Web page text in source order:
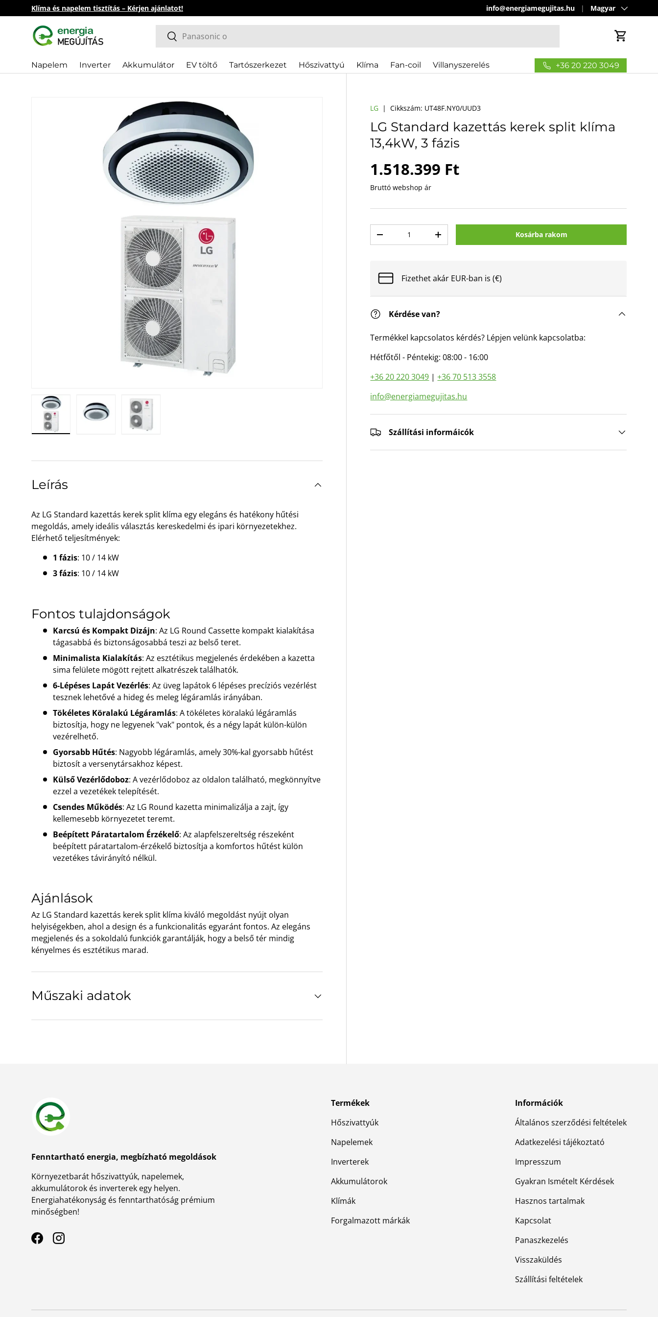
Ugrás a tartalomhoz
Klíma és napelem tisztítás – Kérjen ajánlatot! info@energiamegujitas.hu Nyelv
Magyar
Keresés
Keresés Kosár
Napelem Inverter Akkumulátor EV töltő Tartószerkezet Hőszivattyú Klíma Fan-coil Villanyszerelés +36 20 220 3049
Tovább a termék információkhoz
LG |Cikkszám: UT48F.NY0/UUD3
LG Standard kazettás kerek split klíma
13,4kW, 3 fázis
Webes ár
1.518.399 Ft
Bruttó webshop ár
Mennyiség csökkentéseMennyiség növelése Kosárba rakom
Fizethet akár EUR-ban is (€)
Kérdése van?
Termékkel kapcsolatos kérdés? Lépjen velünk kapcsolatba:
Hétfőtől - Péntekig: 08:00 - 16:00
+36 20 220 3049 |+36 70 513 3558
info@energiamegujitas.hu
Szállítási informáicók
Leírás
Az LG Standard kazettás kerek split klíma egy elegáns és hatékony hűtési
megoldás, amely ideális választás kereskedelmi és ipari környezetekhez.
Elérhető teljesítmények:
1 fázis: 10 / 14 kW
3 fázis: 10 / 14 kW
Fontos tulajdonságok
Karcsú és Kompakt Dizájn: Az LG Round Cassette kompakt kialakítása
tágasabbá és biztonságosabbá teszi az belső teret.
Minimalista Kialakítás: Az esztétikus megjelenés érdekében a kazetta
sima felülete mögött rejtett alkatrészek találhatók.
6-Lépéses Lapát Vezérlés: Az üveg lapátok 6 lépéses precíziós vezérlést
tesznek lehetővé a hideg és meleg légáramlás irányában.
Tökéletes Köralakú Légáramlás: A tökéletes köralakú légáramlás
biztosítja, hogy ne legyenek "vak" pontok, és a négy lapát külön-külön
vezérelhető.
Gyorsabb Hűtés: Nagyobb légáramlás, amely 30%-kal gyorsabb hűtést
biztosít a versenytársakhoz képest.
Külső Vezérlődoboz: A vezérlődoboz az oldalon található, megkönnyítve
ezzel a vezetékek telepítését.
Csendes Működés: Az LG Round kazetta minimalizálja a zajt, így
kellemesebb környezetet teremt.
Beépített Páratartalom Érzékelő: Az alapfelszereltség részeként
beépített páratartalom-érzékelő biztosítja a komfortos hűtést külön
vezetékes távirányító nélkül.
Ajánlások
Az LG Standard kazettás kerek split klíma kiváló megoldást nyújt olyan
helyiségekben, ahol a design és a funkcionalitás egyaránt fontos. Az elegáns
megjelenés és a sokoldalú funkciók garantálják, hogy a belső tér mindig
kényelmes és esztétikus marad.
Műszaki adatok
Fenntartható energia, megbízható megoldások
Környezetbarát hőszivattyúk, napelemek,
akkumulátorok és inverterek egy helyen.
Energiahatékonyság és fenntarthatóság prémium
minőségben!
FacebookInstagram
Termékek
Hőszivattyúk
Napelemek
Inverterek
Akkumulátorok
Klímák
Forgalmazott márkák
Információk
Általános szerződési feltételek
Adatkezelési tájékoztató
Impresszum
Gyakran Ismételt Kérdések
Hasznos tartalmak
Kapcsolat
Panaszkezelés
Visszaküldés
Szállítási feltételek